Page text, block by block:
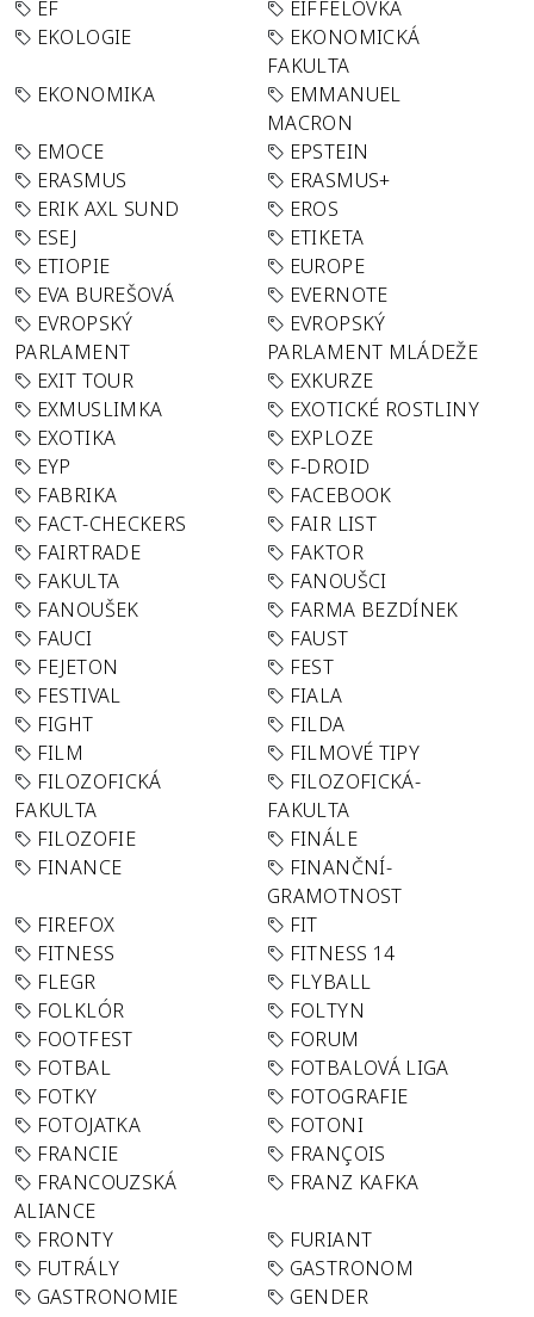
EF
EIFFELOVKA
EKOLOGIE
EKONOMICKÁ
FAKULTA
EKONOMIKA
EMMANUEL
MACRON
EMOCE
EPSTEIN
ERASMUS
ERASMUS+
ERIK AXL SUND
EROS
ESEJ
ETIKETA
ETIOPIE
EUROPE
EVA BUREŠOVÁ
EVERNOTE
EVROPSKÝ
PARLAMENT
EVROPSKÝ
PARLAMENT MLÁDEŽE
EXIT TOUR
EXKURZE
EXMUSLIMKA
EXOTICKÉ ROSTLINY
EXOTIKA
EXPLOZE
EYP
F-DROID
FABRIKA
FACEBOOK
FACT-CHECKERS
FAIR LIST
FAIRTRADE
FAKTOR
FAKULTA
FANOUŠCI
FANOUŠEK
FARMA BEZDÍNEK
FAUCI
FAUST
FEJETON
FEST
FESTIVAL
FIALA
FIGHT
FILDA
FILM
FILMOVÉ TIPY
FILOZOFICKÁ
FAKULTA
FILOZOFICKÁ-
FAKULTA
FILOZOFIE
FINÁLE
FINANCE
FINANČNÍ-
GRAMOTNOST
FIREFOX
FIT
FITNESS
FITNESS 14
FLEGR
FLYBALL
FOLKLÓR
FOLTYN
FOOTFEST
FORUM
FOTBAL
FOTBALOVÁ LIGA
FOTKY
FOTOGRAFIE
FOTOJATKA
FOTONI
FRANCIE
FRANÇOIS
FRANCOUZSKÁ
ALIANCE
FRANZ KAFKA
FRONTY
FURIANT
FUTRÁLY
GASTRONOM
GASTRONOMIE
GENDER